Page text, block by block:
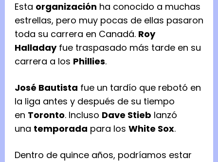
Esta organización ha conocido a muchas
estrellas, pero muy pocas de ellas pasaron
toda su carrera en Canadá. Roy
Halladayfue traspasado más tarde en su
carrera a los Phillies.
José Bautista fue un tardío que rebotó en
la liga antes y después de su tiempo
en Toronto. Incluso Dave Stieb lanzó
una temporada para los White Sox.
Dentro de quince años, podríamos estar